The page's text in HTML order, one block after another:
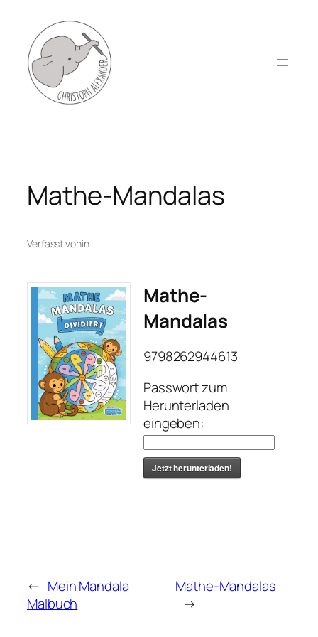
Inhalt
springen
Mathe-Mandalas
Verfasst vonin
Mathe-
Mandalas
9798262944613
Passwort zum
Herunterladen
eingeben:
Jetzt herunterladen!
← Mein Mandala
Malbuch
Mathe-Mandalas
→